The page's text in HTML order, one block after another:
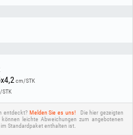
cm/STK
STK
entdeckt? Melden Sie es uns!
Die hier gezeigten
leichte Abweichungen zum angebotenen
Standardpaket enthalten ist.